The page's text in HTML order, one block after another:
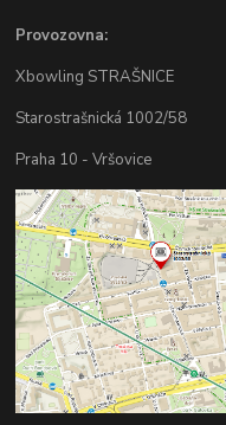
Provozovna:
Xbowling STRAŠNICE
Starostrašnická 1002/58
Praha 10 - Vršovice